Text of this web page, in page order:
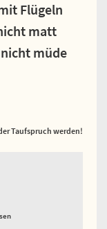
Flügeln
matt
müde
Taufspruch werden!